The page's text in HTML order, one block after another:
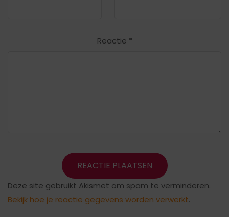
Reactie *
Deze site gebruikt Akismet om spam te verminderen.
Bekijk hoe je reactie gegevens worden verwerkt.